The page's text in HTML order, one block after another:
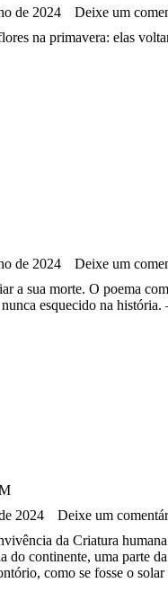
de 2024
Deixe um
na primavera: elas
de 2024
Deixe um
a sua morte. O poema
esquecido na
2024
Deixe um
da Criatura
do continente, uma parte
como se fosse o